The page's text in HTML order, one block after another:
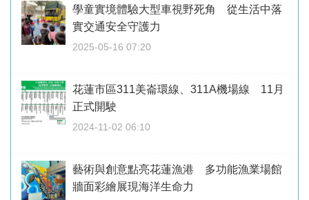
學童實境體驗大型車視野死角 從生活中落
實交通安全守護力
2025-05-16 07:20
花蓮市區311美崙環線、311A機場線 11月
正式開駛
2024-11-02 06:10
藝術與創意點亮花蓮漁港 多功能漁業場館
牆面彩繪展現海洋生命力